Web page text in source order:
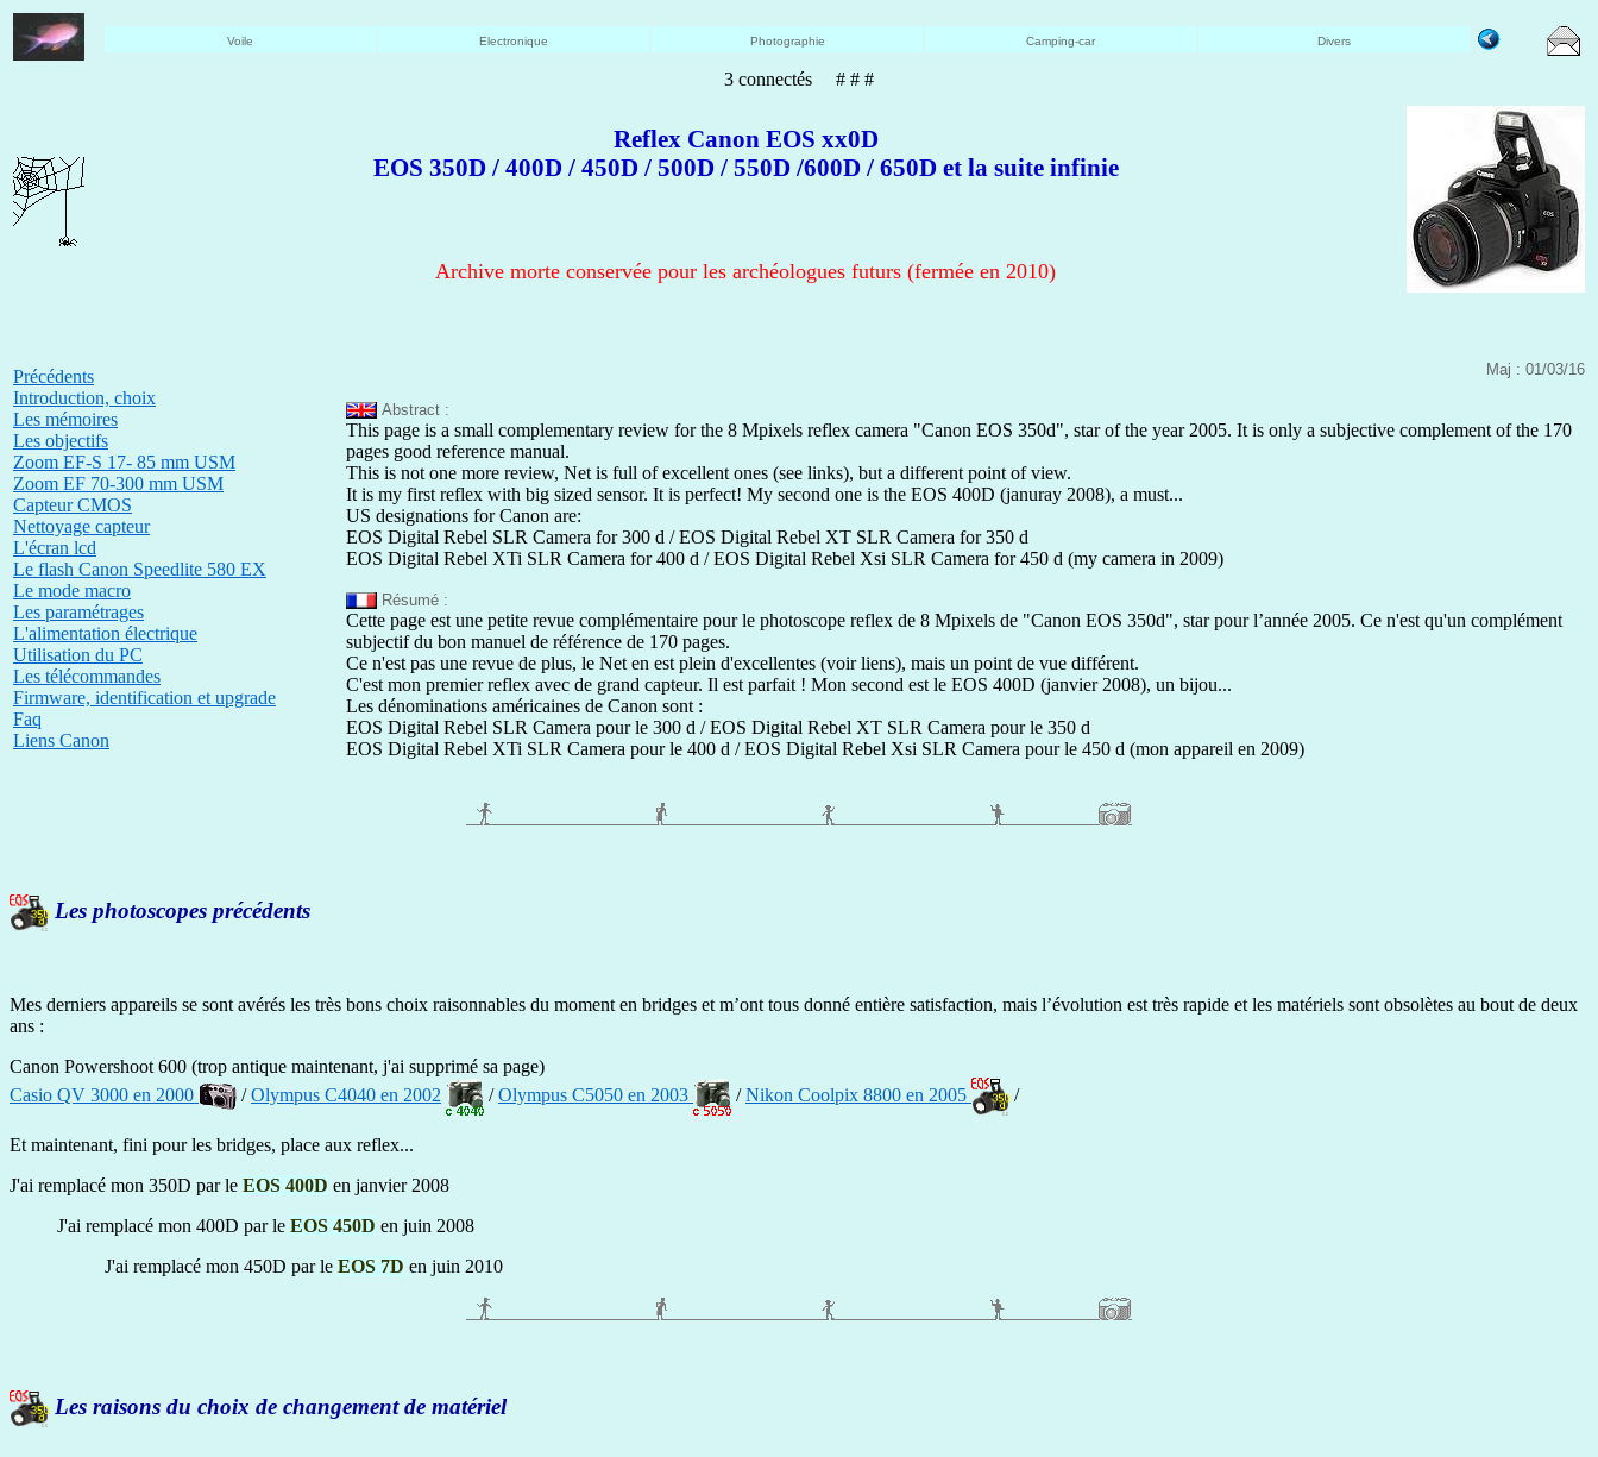
Voile Electronique Photographie Camping-car Divers
3 connectés # # #
Reflex Canon EOS xx0D
EOS 350D / 400D / 450D / 500D / 550D /600D / 650D et la suite infinie
Archive morte conservée pour les archéologues futurs (fermée en 2010)
Précédents
Introduction, choix
Les mémoires
Les objectifs
Zoom EF-S 17- 85 mm USM
Zoom EF 70-300 mm USM
Capteur CMOS
Nettoyage capteur
L'écran lcd
Le flash Canon Speedlite 580 EX
Le mode macro
Les paramétrages
L'alimentation électrique
Utilisation du PC
Les télécommandes
Firmware, identification et upgrade
Faq
Liens Canon
Maj : 01/03/16
Abstract :
This page is a small complementary review for the 8 Mpixels reflex camera "Canon EOS 350d", star of the year 2005. It is only a subjective complement of the 170
pages good reference manual.
This is not one more review, Net is full of excellent ones (see links), but a different point of view.
It is my first reflex with big sized sensor. It is perfect! My second one is the EOS 400D (januray 2008), a must...
US designations for Canon are:
EOS Digital Rebel SLR Camera for 300 d / EOS Digital Rebel XT SLR Camera for 350 d
EOS Digital Rebel XTi SLR Camera for 400 d / EOS Digital Rebel Xsi SLR Camera for 450 d (my camera in 2009)
Résumé :
Cette page est une petite revue complémentaire pour le photoscope reflex de 8 Mpixels de "Canon EOS 350d", star pour l’année 2005. Ce n'est qu'un complément
subjectif du bon manuel de référence de 170 pages.
Ce n'est pas une revue de plus, le Net en est plein d'excellentes (voir liens), mais un point de vue différent.
C'est mon premier reflex avec de grand capteur. Il est parfait ! Mon second est le EOS 400D (janvier 2008), un bijou...
Les dénominations américaines de Canon sont :
EOS Digital Rebel SLR Camera pour le 300 d / EOS Digital Rebel XT SLR Camera pour le 350 d
EOS Digital Rebel XTi SLR Camera pour le 400 d / EOS Digital Rebel Xsi SLR Camera pour le 450 d (mon appareil en 2009)
Les photoscopes précédents
Mes derniers appareils se sont avérés les très bons choix raisonnables du moment en bridges et m’ont tous donné entière satisfaction, mais l’évolution est très rapide et les matériels sont obsolètes au bout de deux
ans :
Canon Powershoot 600 (trop antique maintenant, j'ai supprimé sa page)
Casio QV 3000 en 2000
/Olympus C4040 en 2002 /Olympus C5050 en 2003 /Nikon Coolpix 8800 en 2005 /
Et maintenant, fini pour les bridges, place aux reflex...
J'ai remplacé mon 350D par le EOS 400D en janvier 2008
J'ai remplacé mon 400D par le EOS 450D en juin 2008
J'ai remplacé mon 450D par le EOS 7D en juin 2010
Les raisons du choix de changement de matériel